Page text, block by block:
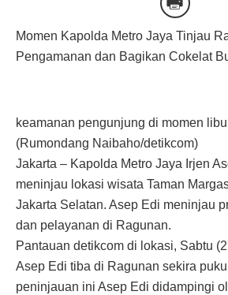
Momen Kapolda Metro Jaya Tinjau
Pengamanan dan Bagikan Cokelat
keamanan pengunjung di momen
(Rumondang Naibaho/detikcom)
Jakarta – Kapolda Metro Jaya Irjen
meninjau lokasi wisata Taman
Jakarta Selatan. Asep Edi meninjau
dan pelayanan di Ragunan.
Pantauan detikcom di lokasi, Sabtu
Asep Edi tiba di Ragunan sekira
peninjauan ini Asep Edi didampingi